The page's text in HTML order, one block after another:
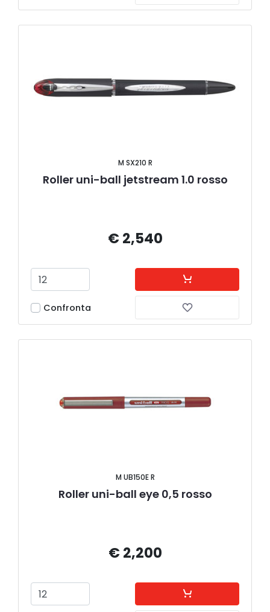
M SX210 R
Roller uni-ball jetstream 1.0 rosso
€ 2,540
Confronta
M UB150E R
Roller uni-ball eye 0,5 rosso
€ 2,200